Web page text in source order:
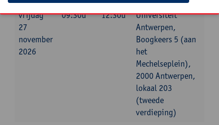
vrijdag
27
november
2026
09:30u 12:30u
Universiteit
Antwerpen,
Boogkeers 5 (aan
het
Mechelseplein),
2000 Antwerpen,
lokaal 203
(tweede
verdieping)